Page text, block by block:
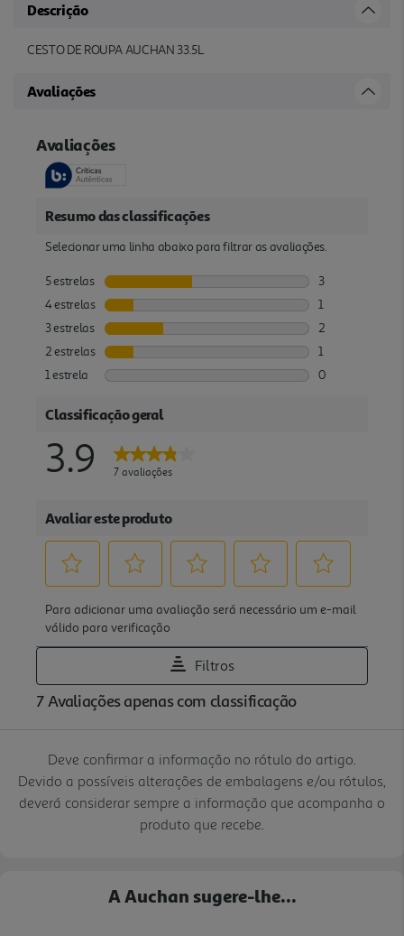
Descrição
CESTO DE ROUPA AUCHAN 33.5L
Avaliações
Deve confirmar a informação no rótulo do artigo.
Devido a possíveis alterações de embalagens e/ou rótulos,
deverá considerar sempre a informação que acompanha o
produto que recebe.
A Auchan sugere-lhe...